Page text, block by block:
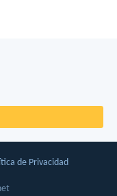
de Privacidad